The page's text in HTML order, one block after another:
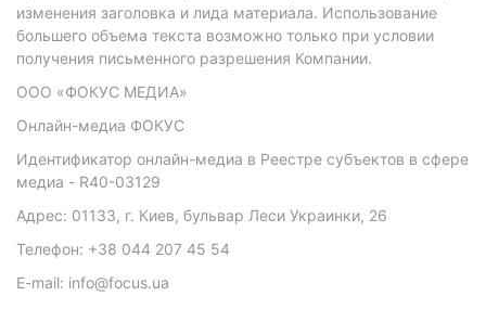
изменения заголовка и лида материала. Использование
большего объема текста возможно только при условии
получения письменного разрешения Компании.
ООО «ФОКУС МЕДИА»
Онлайн-медиа ФОКУС
Идентификатор онлайн-медиа в Реестре субъектов в сфере
медиа - R40-03129
Адрес: 01133, г. Киев, бульвар Леси Украинки, 26
Телефон: +38 044 207 45 54
E-mail: info@focus.ua